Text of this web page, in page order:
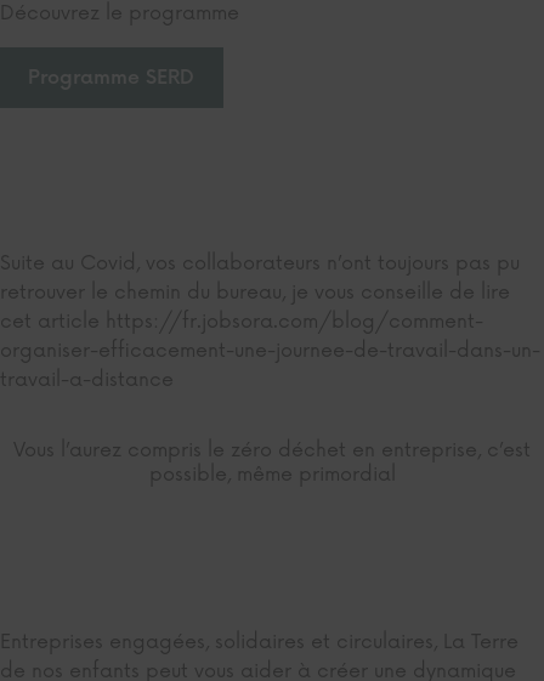
Découvrez le programme
Programme SERD
Suite au Covid, vos collaborateurs n’ont toujours pas pu
retrouver le chemin du bureau, je vous conseille de lire
cet article https://fr.jobsora.com/blog/comment-
organiser-efficacement-une-journee-de-travail-dans-un-
travail-a-distance
Vous l’aurez compris le zéro déchet en entreprise, c’est
possible, même primordial
Entreprises engagées, solidaires et circulaires, La Terre
de nos enfants peut vous aider à créer une dynamique